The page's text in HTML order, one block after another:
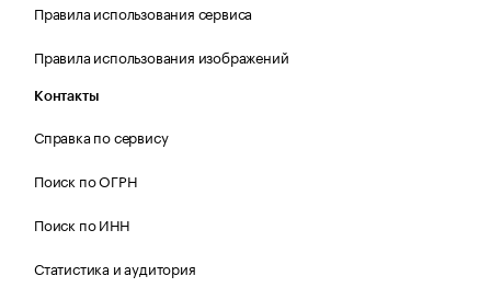
Правила использования сервиса
Правила использования изображений
Контакты
Справка по сервису
Поиск по ОГРН
Поиск по ИНН
Статистика и аудитория